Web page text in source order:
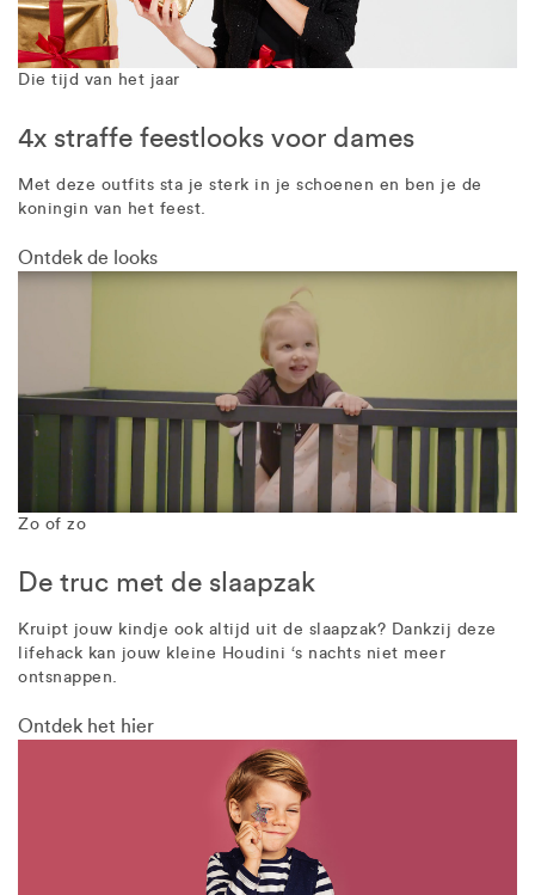
Die tijd van het jaar
4x straffe feestlooks voor dames
Met deze outfits sta je sterk in je schoenen en ben je de
koningin van het feest.
Ontdek de looks
Zo of zo
De truc met de slaapzak
Kruipt jouw kindje ook altijd uit de slaapzak? Dankzij deze
lifehack kan jouw kleine Houdini ‘s nachts niet meer
ontsnappen.
Ontdek het hier